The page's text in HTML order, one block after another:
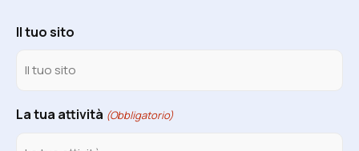
Il tuo sito
La tua attività (Obbligatorio)